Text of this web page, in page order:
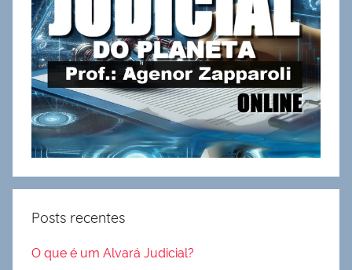
Posts recentes
O que é um Alvará Judicial?